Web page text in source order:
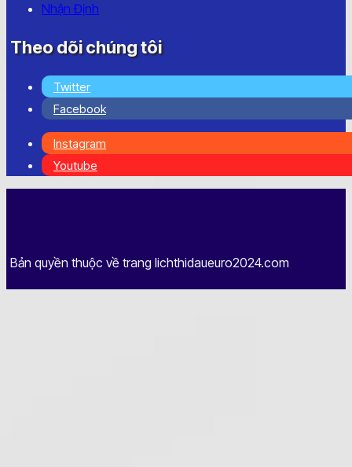
Nhận Định
Theo dõi chúng tôi
Twitter
Facebook
Instagram
Youtube
Bản quyền thuộc về trang lichthidaueuro2024.com